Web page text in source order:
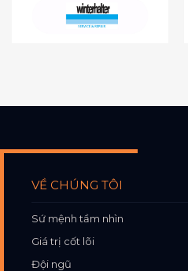
VỀ CHÚNG TÔI
Sứ mệnh tầm nhìn
Giá trị cốt lõi
Đội ngũ